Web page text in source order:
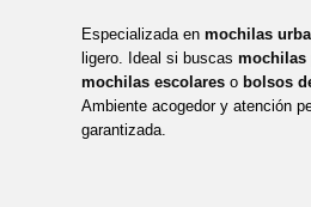
Especializada en mochilas
ligero. Ideal si buscas mochilas
mochilas escolareso bolsos
Ambiente acogedor y atención
garantizada.